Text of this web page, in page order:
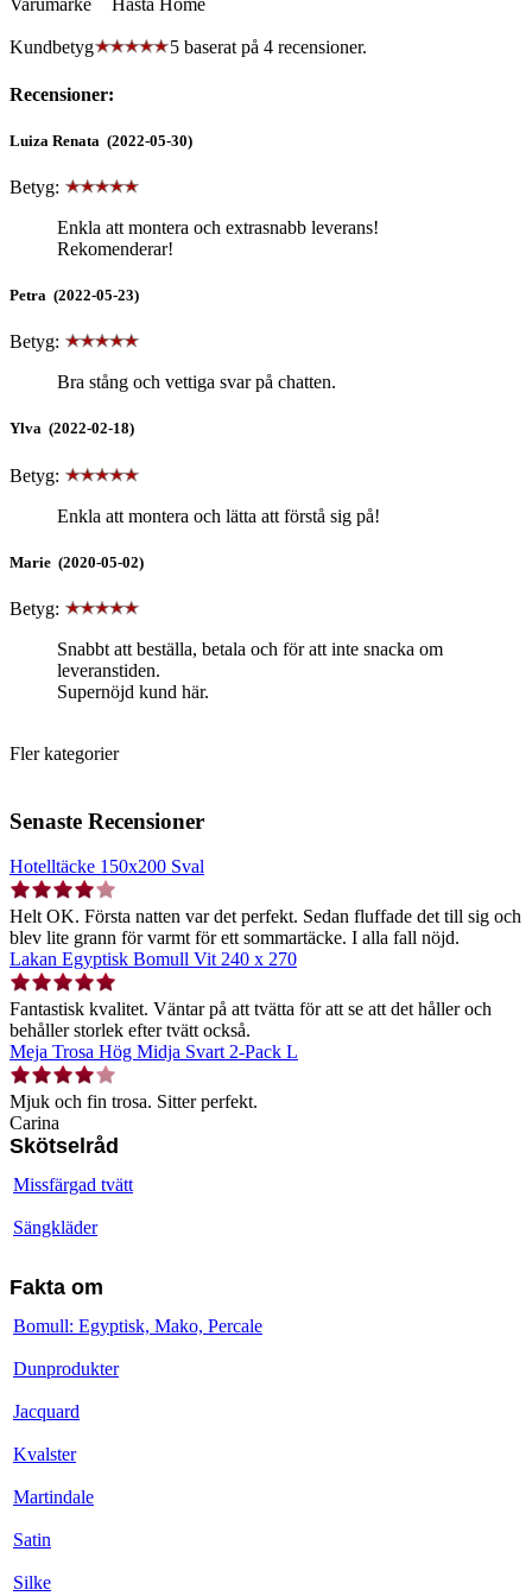
Varumärke Hasta Home
Kundbetyg 5 baserat på 4 recensioner.
Recensioner:
Luiza Renata (2022-05-30)
Betyg:
Enkla att montera och extrasnabb leverans!
Rekomenderar!
Petra (2022-05-23)
Betyg:
Bra stång och vettiga svar på chatten.
Ylva (2022-02-18)
Betyg:
Enkla att montera och lätta att förstå sig på!
Marie (2020-05-02)
Betyg:
Snabbt att beställa, betala och för att inte snacka om
leveranstiden.
Supernöjd kund här.
Fler kategorier
Senaste Recensioner
Hotelltäcke 150x200 Sval
Helt OK. Första natten var det perfekt. Sedan fluffade det till sig och
blev lite grann för varmt för ett sommartäcke. I alla fall nöjd.
Lakan Egyptisk Bomull Vit 240 x 270
Fantastisk kvalitet. Väntar på att tvätta för att se att det håller och
behåller storlek efter tvätt också.
Meja Trosa Hög Midja Svart 2-Pack L
Mjuk och fin trosa. Sitter perfekt.
Carina
Skötselråd
Missfärgad tvätt
Sängkläder
Fakta om
Bomull: Egyptisk, Mako, Percale
Dunprodukter
Jacquard
Kvalster
Martindale
Satin
Silke